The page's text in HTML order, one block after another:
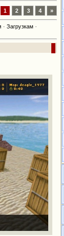
1 2 3 4 »
· Загрузкам ·